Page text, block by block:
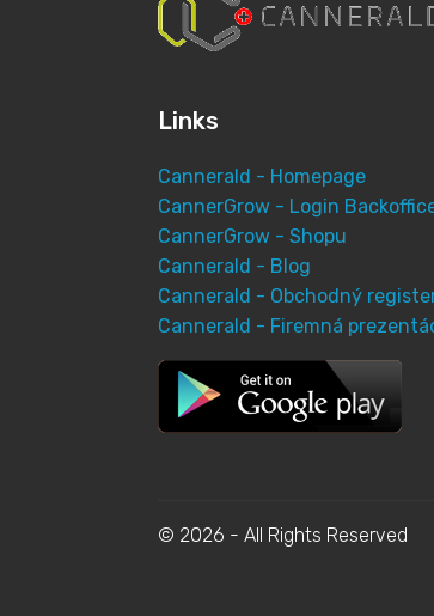
Links
Cannerald - Homepage
CannerGrow - Login
CannerGrow - Shopu
Cannerald - Blog
Cannerald - Obchodný
Cannerald - Firemná
© 2026 - All Rights Reserved